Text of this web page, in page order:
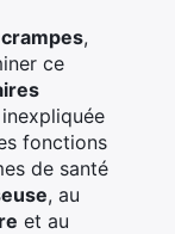
crampes,
ce
inexpliquée
fonctions
de santé
, au
et au